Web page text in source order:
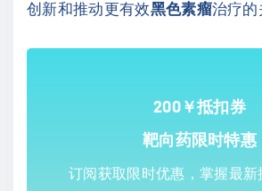
创新和推动更有效黑色素瘤治疗的
200￥抵扣券
靶向药限时特惠
订阅获取限时优惠，掌握最新